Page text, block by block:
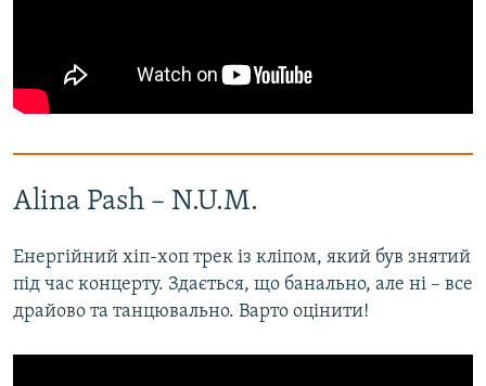
Alina Pash – N.U.M.
Енергійний хіп-хоп трек із кліпом, який був знятий
під час концерту. Здається, що банально, але ні – все
драйово та танцювально. Варто оцінити!